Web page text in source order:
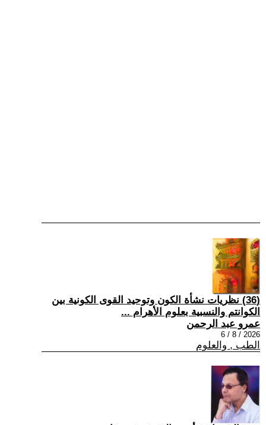
(36) نظريات نشأة الكون وتوحيد القوى الكونية بين
الكوانتم والنسبية بعلوم الأهرام ...
عمرو عبد الرحمن
2026 / 8 / 6
الطب , والعلوم